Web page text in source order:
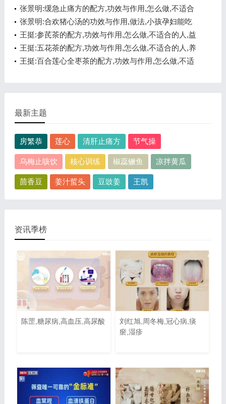
健脾开胃
张景明:缓急止痛方的配方,功效与作用,怎么做,不适合
的人,化痰醒神
张景明:合欢猪心汤的功效与作用,做法,小孩孕妇能吃
吗,悦心安神
王挺:参芪茶的配方,功效与作用,怎么做,不适合的人,益
气温阳
王挺:五花茶的配方,功效与作用,怎么做,不适合的人,养
心安神
王挺:百合莲心全枣茶的配方,功效与作用,怎么做,不适
最新主题
房繁恭 莲心 清肝止痛方 节气操
乌梅止咳饮 核心训练 椒蕊鳜鱼 凉拌黄瓜
茴香豆 姜汁蜇头 豆豉姜 王凯
资讯季榜
陈罡,糖尿病,高血压,高尿酸
刘红旭,周冬梅,冠心病,痰
瘀,湿疹